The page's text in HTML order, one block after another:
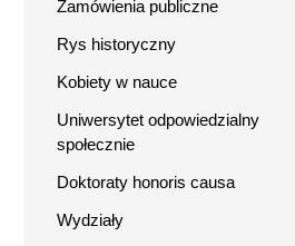
Zamówienia publiczne
Rys historyczny
Kobiety w nauce
Uniwersytet odpowiedzialny
społecznie
Doktoraty honoris causa
Wydziały